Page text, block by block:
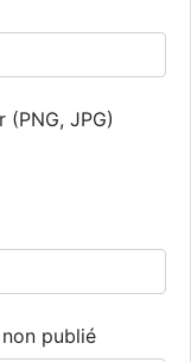
JPG)
publié